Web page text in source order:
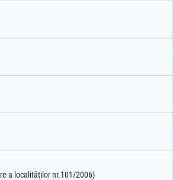
a localităţilor nr.101/2006)